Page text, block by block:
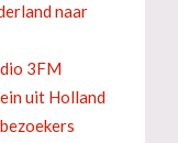
naar
3FM
uit Holland